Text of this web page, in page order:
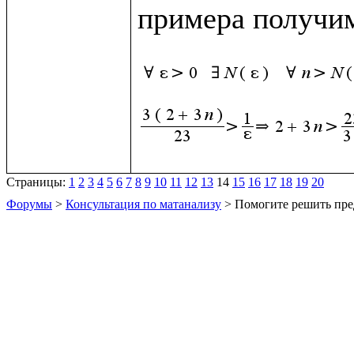
примера
Страницы: 1 2 3 4 5 6 7 8 9 10 11 12 13 14 15 16 17 18 19 20
Форумы > Консультация по матанализу > Помогите решить